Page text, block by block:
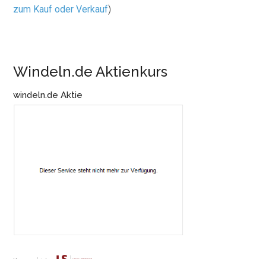
zum Kauf oder Verkauf)
Windeln.de Aktienkurs
windeln.de Aktie